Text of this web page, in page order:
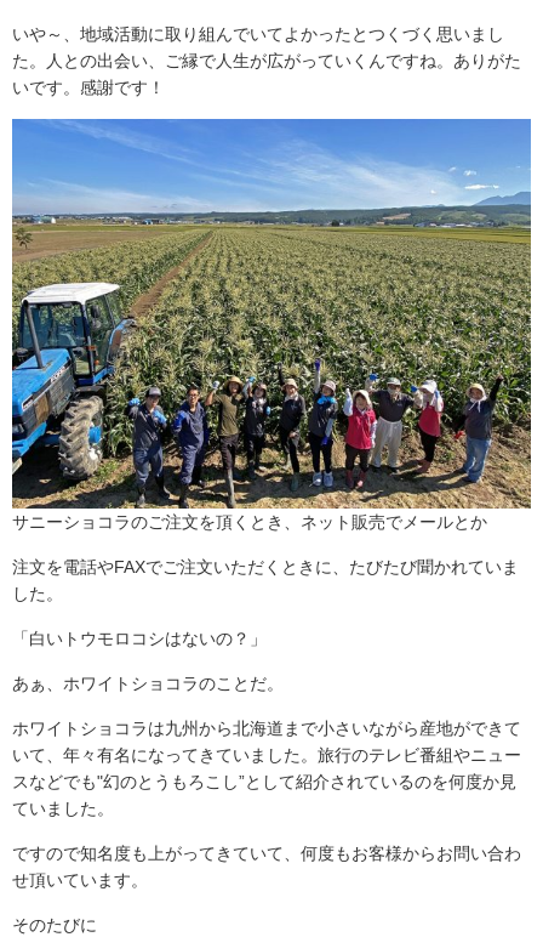
いや～、地域活動に取り組んでいてよかったとつくづく思いまし
た。人との出会い、ご縁で人生が広がっていくんですね。ありがた
いです。感謝です！
サニーショコラのご注文を頂くとき、ネット販売でメールとか
注文を電話やFAXでご注文いただくときに、たびたび聞かれていま
した。
「白いトウモロコシはないの？」
あぁ、ホワイトショコラのことだ。
ホワイトショコラは九州から北海道まで小さいながら産地ができて
いて、年々有名になってきていました。旅行のテレビ番組やニュー
スなどでも"幻のとうもろこし”として紹介されているのを何度か見
ていました。
ですので知名度も上がってきていて、何度もお客様からお問い合わ
せ頂いています。
そのたびに